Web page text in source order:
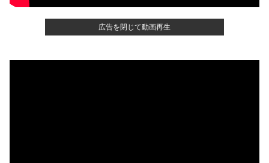
広告を閉じて動画再生